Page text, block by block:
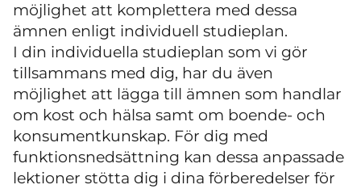
möjlighet att komplettera med dessa
ämnen enligt individuell studieplan.
I din individuella studieplan som vi gör
tillsammans med dig, har du även
möjlighet att lägga till ämnen som handlar
om kost och hälsa samt om boende- och
konsumentkunskap. För dig med
funktionsnedsättning kan dessa anpassade
lektioner stötta dig i dina förberedelser för